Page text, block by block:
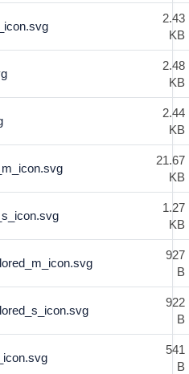
2.43
KB
2.48
KB
2.44
KB
21.67
KB
1.27
KB
927
B
922
B
541
B